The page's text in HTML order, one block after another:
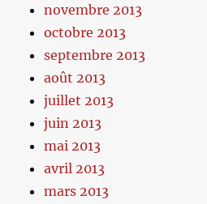
novembre 2013
octobre 2013
septembre 2013
août 2013
juillet 2013
juin 2013
mai 2013
avril 2013
mars 2013